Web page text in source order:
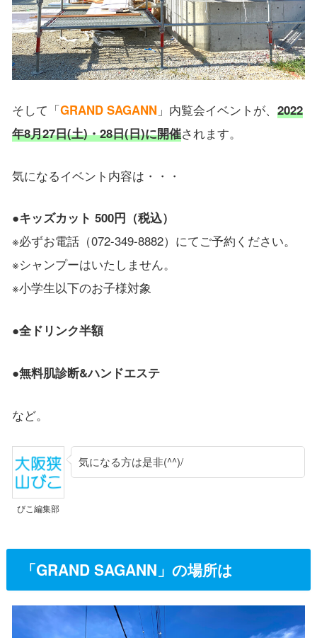
そして「GRAND SAGANN 」内覧会イベントが、 2022
年8月27日(土)・28日(日)に開催されます。
気になるイベント内容は・・・
●キッズカット 500円（税込）
※必ずお電話（072-349-8882）にてご予約ください。
※シャンプーはいたしません。
※小学生以下のお子様対象
●全ドリンク半額
●無料肌診断&ハンドエステ
など。
びこ編集部
気になる方は是非(^^)/
「GRAND SAGANN」の場所は